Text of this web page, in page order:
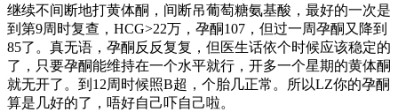
继续不间断地打黄体酮，间断吊葡萄糖氨基酸，最好的一次是
到第9周时复查，HCG>22万，孕酮107，但过一周孕酮又降到
85了。真无语，孕酮反反复复，但医生话依个时候应该稳定的
了，只要孕酮能维持在一个水平就行，开多一个星期的黄体酮
就无开了。到12周时候照B超，个胎几正常。所以LZ你的孕酮
算是几好的了，唔好自己吓自己啦。